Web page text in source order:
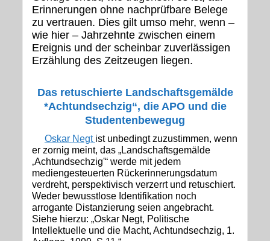
Erinnerungen ohne nachprüfbare Belege
zu vertrauen. Dies gilt umso mehr, wenn –
wie hier – Jahrzehnte zwischen einem
Ereignis und der scheinbar zuverlässigen
Erzählung des Zeitzeugen liegen.
Das retuschierte Landschaftsgemälde
*Achtundsechzig“, die APO und die
Studentenbewegug
Oskar Negt ist unbedingt zuzustimmen, wenn
er zornig meint, das „Landschaftsgemälde
‚Achtundsechzig'“ werde mit jedem
mediengesteuerten Rückerinnerungsdatum
verdreht, perspektivisch verzerrt und retuschiert.
Weder bewusstlose Identifikation noch
arrogante Distanzierung seien angebracht.
Siehe hierzu: „Oskar Negt, Politische
Intellektuelle und die Macht, Achtundsechzig, 1.